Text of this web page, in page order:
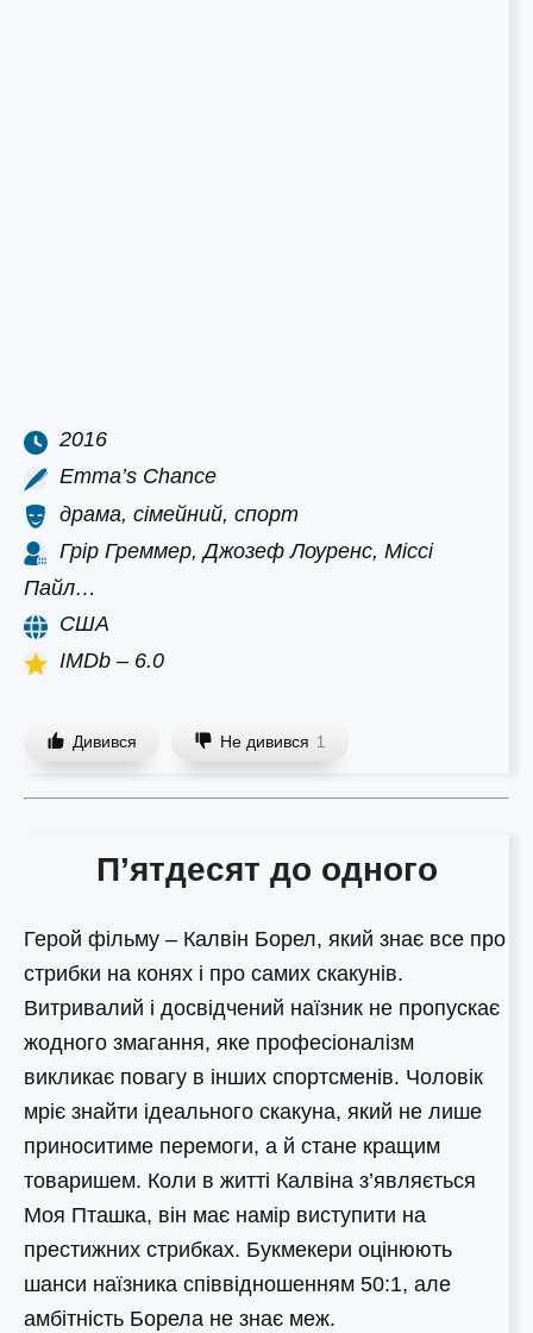
2016
Emma’s Chance
драма, сімейний, спорт
Грір Греммер, Джозеф Лоуренс, Міссі
Пайл…
США
IMDb – 6.0
Дивився Не дивився 1
П’ятдесят до одного
Герой фільму – Калвін Борел, який знає все про
стрибки на конях і про самих скакунів.
Витривалий і досвідчений наїзник не пропускає
жодного змагання, яке професіоналізм
викликає повагу в інших спортсменів. Чоловік
мріє знайти ідеального скакуна, який не лише
приноситиме перемоги, а й стане кращим
товаришем. Коли в житті Калвіна з’являється
Моя Пташка, він має намір виступити на
престижних стрибках. Букмекери оцінюють
шанси наїзника співвідношенням 50:1, але
амбітність Борела не знає меж.